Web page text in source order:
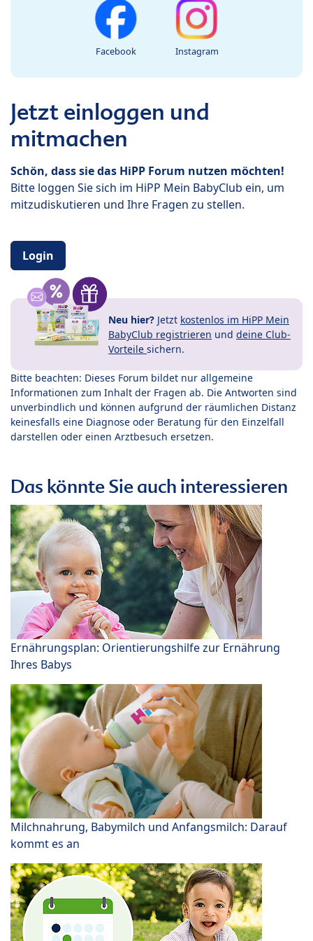
Facebook Instagram
Jetzt einloggen und
mitmachen
Schön, dass sie das HiPP Forum nutzen möchten!
Bitte loggen Sie sich im HiPP Mein BabyClub ein, um
mitzudiskutieren und Ihre Fragen zu stellen.
Login
Neu hier? Jetzt kostenlos im HiPP Mein
BabyClub registrieren und deine Club-
Vorteile sichern.
Bitte beachten: Dieses Forum bildet nur allgemeine
Informationen zum Inhalt der Fragen ab. Die Antworten sind
unverbindlich und können aufgrund der räumlichen Distanz
keinesfalls eine Diagnose oder Beratung für den Einzelfall
darstellen oder einen Arztbesuch ersetzen.
Das könnte Sie auch interessieren
Ernährungsplan: Orientierungshilfe zur Ernährung
Ihres Babys
Milchnahrung, Babymilch und Anfangsmilch: Darauf
kommt es an